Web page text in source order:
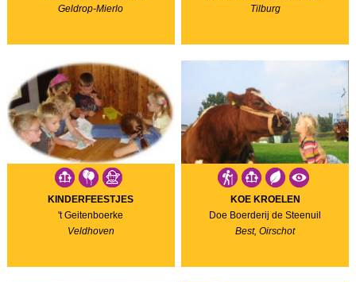
Geldrop-Mierlo
Tilburg
KINDERFEESTJES
't Geitenboerke
Veldhoven
KOE KROELEN
Doe Boerderij de Steenuil
Best, Oirschot